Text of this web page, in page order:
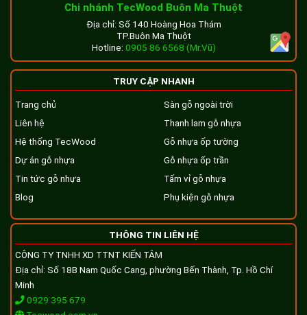
Chi nhánh TecWood Buôn Ma Thuột
Địa chỉ: Số 140 Hoàng Hoa Thám
TP.Buôn Ma Thuột
Hotline: 0905 86 6568 (Mr.Vũ)
TRUY CẬP NHANH
Trang chủ
Liên hệ
Hệ thống TecWood
Dự án gỗ nhựa
Tin tức gỗ nhựa
Blog
Sàn gỗ ngoài trời
Thanh lam gỗ nhựa
Gỗ nhựa ốp tường
Gỗ nhựa ốp trần
Tấm vỉ gỗ nhựa
Phụ kiện gỗ nhựa
THÔNG TIN LIÊN HỆ
CÔNG TY TNHH XD TTNT KIẾN TÂM
Địa chỉ: Số 18B Nam Quốc Cang, phường Bến Thành, Tp. Hồ Chí
Minh
0929 395 679